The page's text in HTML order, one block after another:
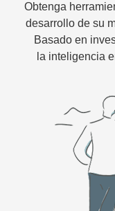
Obtenga
desarrollo de su
Basado en
la inteligencia